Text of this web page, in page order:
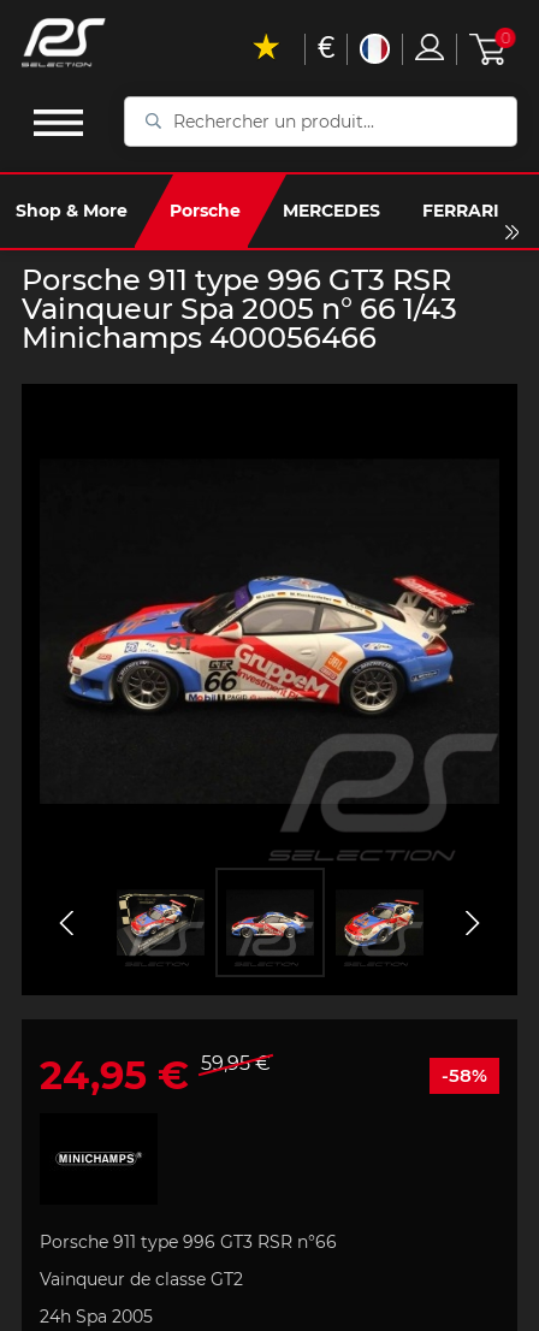
Rechercher
produit...
Shop & More Porsche MERCEDES FERRARI
€ 0
Porsche 911 type 996 GT3 RSR
Vainqueur Spa 2005 n° 66 1/43
Minichamps 400056466
24,95 € 59,95 € -58%
Porsche 911 type 996 GT3 RSR n°66
Vainqueur de classe GT2
24h Spa 2005